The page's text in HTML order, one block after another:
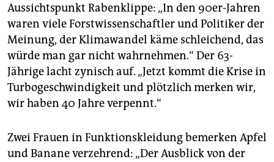
Aussichtspunkt Rabenklippe: „In den 90er-Jahren
waren viele Forstwissenschaftler und Politiker der
Meinung, der Klimawandel käme schleichend, das
würde man gar nicht wahrnehmen.“ Der 63-
Jährige lacht zynisch auf. „Jetzt kommt die Krise in
Turbogeschwindigkeit und plötzlich merken wir,
wir haben 40 Jahre verpennt.“
Zwei Frauen in Funktionskleidung bemerken Apfel
und Banane verzehrend: „Der Ausblick von der